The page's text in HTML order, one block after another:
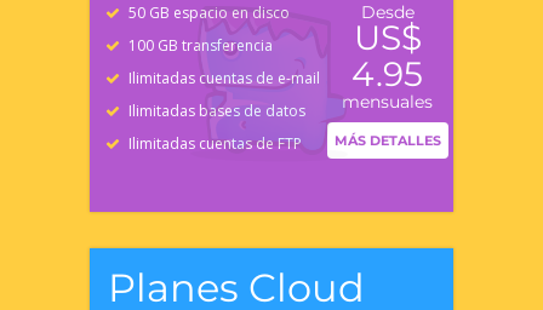
50 GB espacio en disco
100 GB transferencia
Ilimitadas cuentas de e-mail
Ilimitadas bases de datos
Ilimitadas cuentas de FTP
Desde
US$
4.95
mensuales
MÁS DETALLES
Planes Cloud